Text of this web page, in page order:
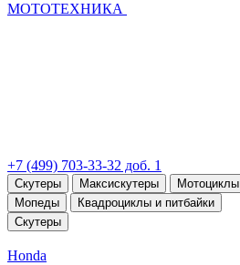
МОТОТЕХНИКА
+7 (499) 703-33-32 доб. 1
Скутеры Максискутеры Мотоциклы
Мопеды
Квадроциклы и питбайки
Скутеры
Honda